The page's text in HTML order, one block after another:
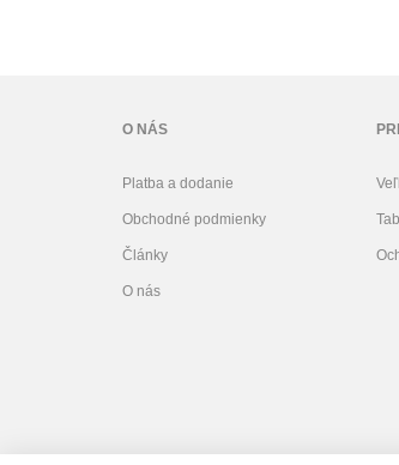
O NÁS
Platba a dodanie
Obchodné podmienky
Články
O nás